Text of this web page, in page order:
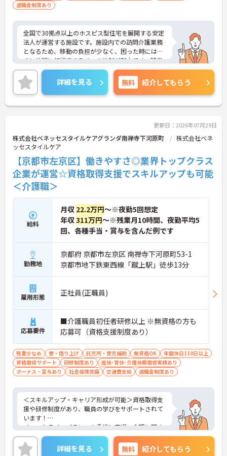
退職金制度あり
全国で30拠点以上のホスピス型住宅を展開する安定
法人が運営する施設です。施設内での訪問介護業務
となるため、移動の負担が少なく、困った時にはす
ぐに仲間に相談できるチーム体制が魅力です。残業
は全社平均残業月5時間程度と少なく、3日以上の連
続休暇で支援金が支給される独自の制度や、美容皮
膚科などの割引が受けられる福利厚生も充実してい
ます。ホスピスケアが初めてでも、充実した入社時
研修と資格取得支援制度を活用し、専門性を高めな
す。ご入居者さまの生きる喜びに寄り添いながらチ
ームで協力しながらより良いケアを提供したい方に
ぴったりの環境です。
★おすすめPOINT★
【「看取り・難病ケアのプロ」として成長できる環
境が整っています】
・がん末期・神経難病の方に特化したホスピス型住
宅ならではの専門的なスキルを、日常業務の中で習
得することができます
・入社時は先輩スタッフの同行訪問からスタートす
るため、訪問介護未経験の方も安心して業務に慣れ
ることができます
・訪問診療医と24時間連携し、チームで看取りに取
り組む体制が整っているため、「看取りのプロ」と
して他施設では得られない経験を積むことができま
【頑張りがしっかり給与・評価に反映される職場で
す】
・処遇改善手当78,000円、賞与は年2回＋処遇改善
・入社半年でリーダーを任されたスタッフの実績が
あるなど、年次にかかわらず頑張りが評価され、キ
ャリアアップを実現できる職場環境です
【働きやすい休日・残業面と、長く安心して働ける
福利厚生が魅力です】
・月9日公休に加え、夏季・冬季休暇各3日が確保さ
れており（年間休日113日）、オンオフのメリハリ
・全社平均残業月5時間程度と、業界平均を大きく
下回る少ない残業時間を実現しています
・退職金制度（勤続3年以上）・保育手当・育児短
時間勤務・マインドフルネスプログラムなど、長期
的に安心して働き続けるための制度が充実していま
す
詳細を見る 無料 紹介してもらう
更新日：2026年07月29日
株式会社ベネッセスタイルケアグランダ南禅寺下河原町
株式会社ベネ
ッセスタイルケア
【京都市左京区】働きやすさ◎業界トップクラス
企業が運営☆資格取得支援でスキルアップも可能
＜介護職＞
給料
月収 22.2万円～※夜勤5回想定
年収311万円～※残業月10時間、夜勤平均5
回、各種手当・賞与を含んだ例です
勤務地
京都府 京都市左京区 南禅寺下河原町53-1
京都市地下鉄東西線「蹴上駅」徒歩13分
雇用形態 正社員(正職員)
応募要件
■介護職員初任者研修以上 ※無資格の方も
応募可（資格支援制度あり）
残業少なめ 寮・借り上げ 託児所・育児補助 無資格OK
年間休日110日以上
資格取得サポート
研修制度あり
産休･育休･介護休暇取得実績あり
ボーナス・賞与あり
社会保険完備 交通費支給 退職金制度あり
＜スキルアップ・キャリア形成が可能＞資格取得支
援や研修制度があり、職員の学びをサポートされて
います！
＜ワークライフバランスを重視＞育児・介護に関す
る制度や社宅制度、各種手当など、長く安心して働
きやすい環境が整っています。
＜寄り添ったケアの実施＞利用者さまに深く寄り添
詳細を見る 無料 紹介してもらう